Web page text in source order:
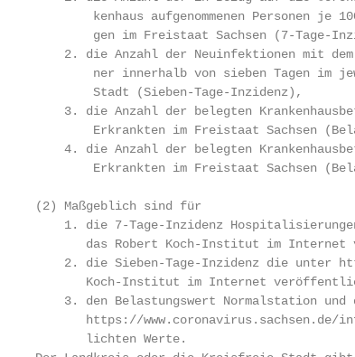
kenhaus aufgenommenen Personen je
gen im Freistaat Sachsen (7-Tage-
2. die Anzahl der Neuinfektionen mit
ner innerhalb von sieben Tagen im
        Stadt (Sieben-Tage-Inzidenz),
3. die Anzahl der belegten
Erkrankten im Freistaat Sachsen
4. die Anzahl der belegten
Erkrankten im Freistaat Sachsen
(2) Maßgeblich sind für
1. die 7-Tage-Inzidenz
das Robert Koch-Institut im Internet
2. die Sieben-Tage-Inzidenz die unter
Koch-Institut im Internet
3. den Belastungswert Normalstation
https://www.coronavirus.sachsen.de/
       lichten Werte.